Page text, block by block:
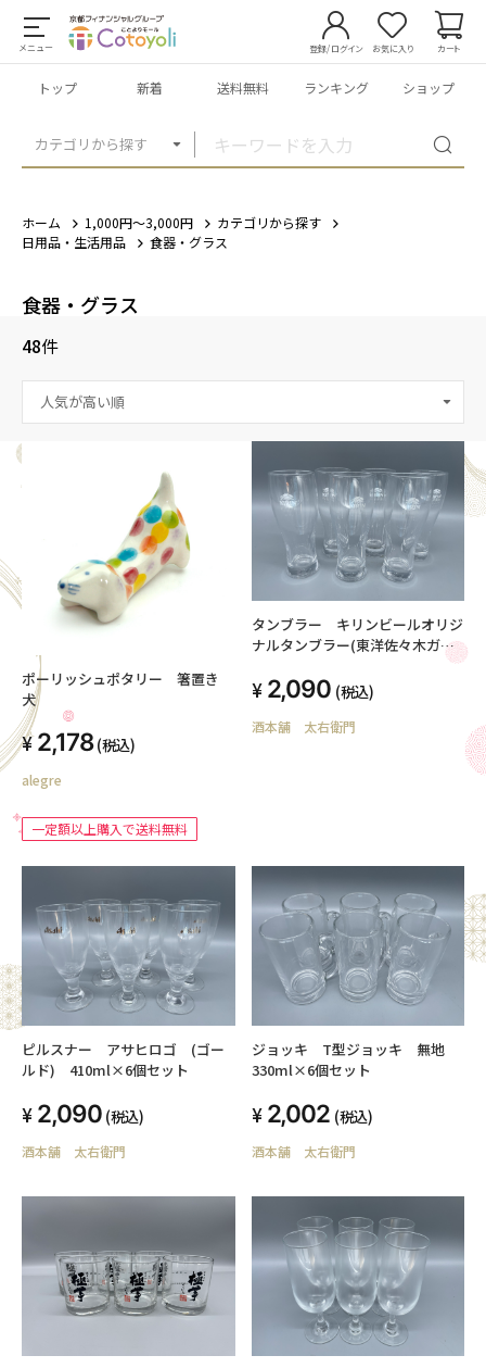
メニュー
カテゴリから探す
登録/ログイン お気に入り カート
トップ 新着 送料無料 ランキング ショップ
ホーム 1,000円～3,000円
カテゴリから探す
日用品・生活用品
食器・グラス
食器・グラス
48件
ポーリッシュポタリー 箸置き
犬
2,178 (税込)
alegre
一定額以上購入で送料無料
タンブラー キリンビールオリジ
ナルタンブラー(東洋佐々木ガラ
ス ハードストロング) 360ml×6
個セット
2,090 (税込)
酒本舗 太右衛門
ピルスナー アサヒロゴ (ゴー
ルド) 410ml×6個セット
2,090 (税込)
酒本舗 太右衛門
ジョッキ T型ジョッキ 無地
330ml×6個セット
2,002 (税込)
酒本舗 太右衛門